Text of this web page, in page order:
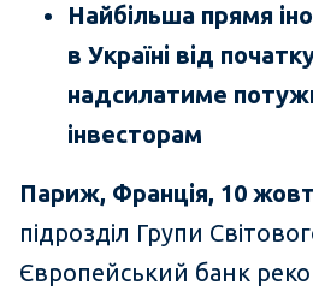
Найбільша прямя
в Україні від
надсилатиме
інвесторам
Париж, Франція, 10
підрозділ Групи
Європейський банк